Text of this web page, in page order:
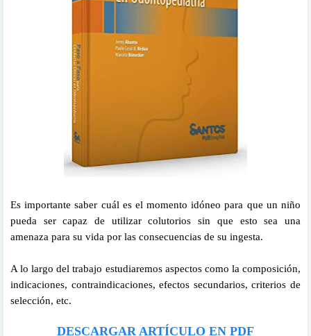
Es importante saber cuál es el momento idóneo para que un niño
pueda ser capaz de utilizar colutorios sin que esto sea una
amenaza para su vida por las consecuencias de su ingesta.
A lo largo del trabajo estudiaremos aspectos como la composición,
indicaciones, contraindicaciones, efectos secundarios, criterios de
selección, etc.
DESCARGAR ARTÍCULO EN PDF